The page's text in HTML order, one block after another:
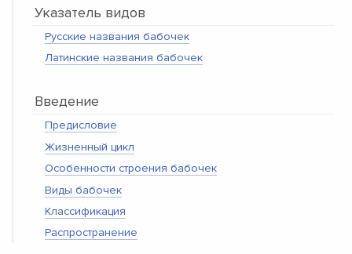
Указатель видов
Русские названия бабочек
Латинские названия бабочек
Введение
Предисловие
Жизненный цикл
Особенности строения бабочек
Виды бабочек
Классификация
Распространение